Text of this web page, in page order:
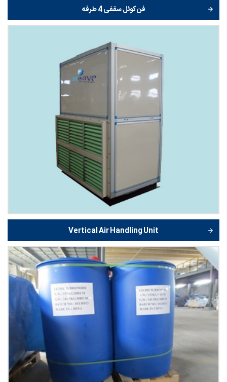
فن کوئل سقفی 4 طرفه
Vertical Air Handling Unit